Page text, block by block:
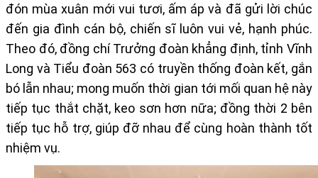
đón mùa xuân mới vui tươi, ấm áp và đã gửi lời chúc
đến gia đình cán bộ, chiến sĩ luôn vui vẻ, hạnh phúc.
Theo đó, đồng chí Trưởng đoàn khẳng định,tỉnh Vĩnh
Long và Tiểu đoàn 563 có truyền thống đoàn kết, gắn
bó lẫn nhau; mong muốn thời gian tới mối quan hệ này
tiếp tục thắt chặt, keo sơn hơn nữa; đồng thời 2 bên
tiếp tục hỗ trợ, giúp đỡ nhau để cùng hoàn thành tốt
nhiệm vụ.